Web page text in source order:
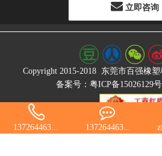
立即咨询
Copyright 2015-2018 东莞市百强橡塑
备案号：粤ICP备15026129号
137264463... 137264463...